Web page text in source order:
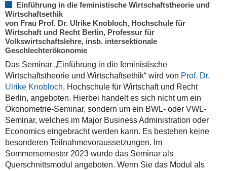
Einführung in die feministische Wirtschaftstheorie und
Wirtschaftsethik
von Frau Prof. Dr. Ulrike Knobloch, Hochschule für
Wirtschaft und Recht Berlin, Professur für
Volkswirtschaftslehre, insb. intersektionale
Geschlechterökonomie
Das Seminar „Einführung in die feministische
Wirtschaftstheorie und Wirtschaftsethik“ wird von Prof. Dr.
Ulrike Knobloch, Hochschule für Wirtschaft und Recht
Berlin, angeboten. Hierbei handelt es sich nicht um ein
Ökonometrie-Seminar, sondern um ein BWL- oder VWL-
Seminar, welches im Major Business Administration oder
Economics eingebracht werden kann. Es bestehen keine
besonderen Teilnahmevoraussetzungen. Im
Sommersemester 2023 wurde das Seminar als
Querschnittsmodul angeboten. Wenn Sie das Modul als